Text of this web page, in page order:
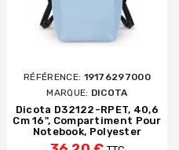
RÉFÉRENCE: 19176297000
MARQUE: DICOTA
Dicota D32122-RPET, 40,6
Cm 16", Compartiment Pour
Notebook, Polyester